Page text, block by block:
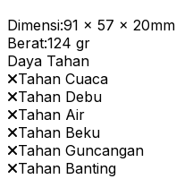
Dimensi:91 x 57 x 20mm
Berat:124 gr
Daya Tahan
Tahan Cuaca
Tahan Debu
Tahan Air
Tahan Beku
Tahan Guncangan
Tahan Banting